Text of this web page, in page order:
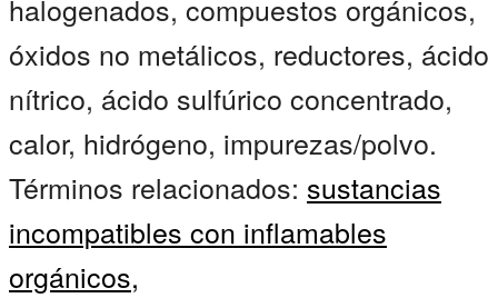
halogenados, compuestos orgánicos,
óxidos no metálicos, reductores, ácido
nítrico, ácido sulfúrico concentrado,
calor, hidrógeno, impurezas/polvo.
Términos relacionados: sustancias
incompatibles con inflamables
orgánicos,